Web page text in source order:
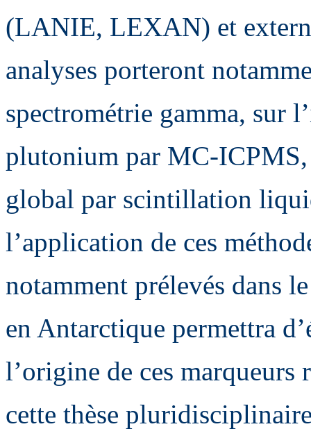
(LANIE, LEXAN) et
analyses porteront
spectrométrie gamma, sur
plutonium par MC-ICPMS,
global par scintillation
l’application de ces
notamment prélevés dans
en Antarctique permettra
l’origine de ces
cette thèse